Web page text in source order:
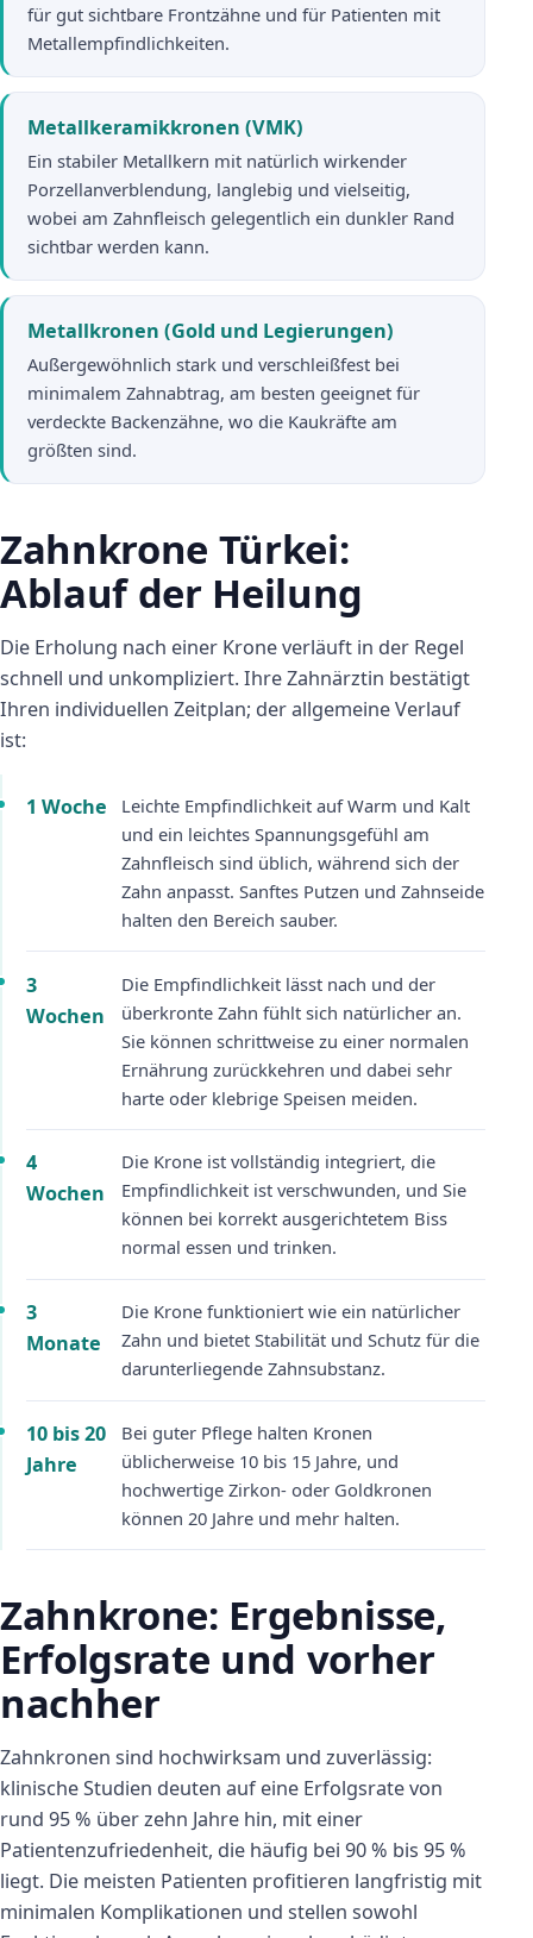
für gut sichtbare Frontzähne und für Patienten mit
Metallempfindlichkeiten.
Metallkeramikkronen (VMK)
Ein stabiler Metallkern mit natürlich wirkender
Porzellanverblendung, langlebig und vielseitig,
wobei am Zahnfleisch gelegentlich ein dunkler Rand
sichtbar werden kann.
Metallkronen (Gold und Legierungen)
Außergewöhnlich stark und verschleißfest bei
minimalem Zahnabtrag, am besten geeignet für
verdeckte Backenzähne, wo die Kaukräfte am
größten sind.
Zahnkrone Türkei:
Ablauf der Heilung
Die Erholung nach einer Krone verläuft in der Regel
schnell und unkompliziert. Ihre Zahnärztin bestätigt
Ihren individuellen Zeitplan; der allgemeine Verlauf
ist:
1 Woche
Leichte Empfindlichkeit auf Warm und Kalt
und ein leichtes Spannungsgefühl am
Zahnfleisch sind üblich, während sich der
Zahn anpasst. Sanftes Putzen und Zahnseide
halten den Bereich sauber.
3
Wochen
Die Empfindlichkeit lässt nach und der
überkronte Zahn fühlt sich natürlicher an.
Sie können schrittweise zu einer normalen
Ernährung zurückkehren und dabei sehr
harte oder klebrige Speisen meiden.
4
Wochen
Die Krone ist vollständig integriert, die
Empfindlichkeit ist verschwunden, und Sie
können bei korrekt ausgerichtetem Biss
normal essen und trinken.
3
Monate
Die Krone funktioniert wie ein natürlicher
Zahn und bietet Stabilität und Schutz für die
darunterliegende Zahnsubstanz.
10 bis 20
Jahre
Bei guter Pflege halten Kronen
üblicherweise 10 bis 15 Jahre, und
hochwertige Zirkon- oder Goldkronen
können 20 Jahre und mehr halten.
Zahnkrone: Ergebnisse,
Erfolgsrate und vorher
nachher
Zahnkronen sind hochwirksam und zuverlässig:
klinische Studien deuten auf eine Erfolgsrate von
rund 95 % über zehn Jahre hin, mit einer
Patientenzufriedenheit, die häufig bei 90 % bis 95 %
liegt. Die meisten Patienten profitieren langfristig mit
minimalen Komplikationen und stellen sowohl